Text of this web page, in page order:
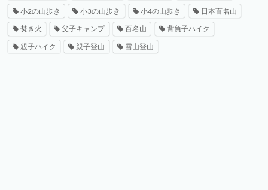
小2の山歩き 小3の山歩き 小4の山歩き 日本百名山
焚き火 父子キャンプ 百名山 背負子ハイク
親子ハイク 親子登山 雪山登山